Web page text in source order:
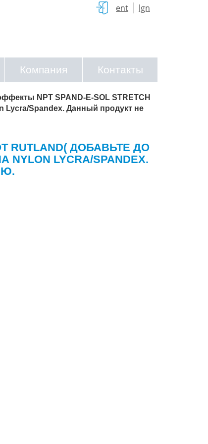
ent lgn
Компания Контакты
NPT SPAND-E-SOL STRETCH
Lycra/Spandex. Данный продукт не
RUTLAND( ДОБАВЬТЕ ДО
LYCRA/SPANDEX.